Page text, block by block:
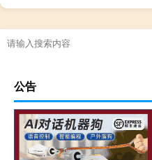
公告